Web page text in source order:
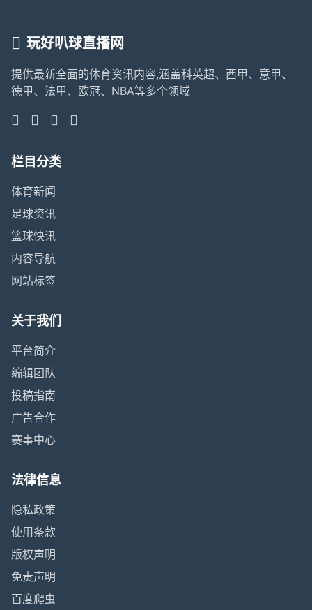
玩好叭球直播网
提供最新全面的体育资讯内容,涵盖科英超、西甲、意甲、
德甲、法甲、欧冠、NBA等多个领域
栏目分类
体育新闻
足球资讯
篮球快讯
内容导航
网站标签
关于我们
平台简介
编辑团队
投稿指南
广告合作
赛事中心
法律信息
隐私政策
使用条款
版权声明
免责声明
百度爬虫